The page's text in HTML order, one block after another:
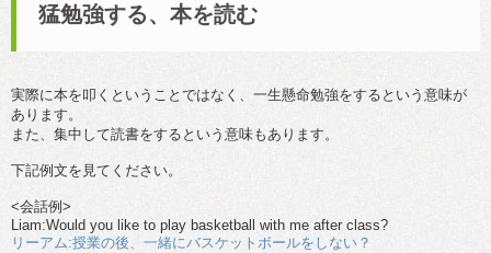
猛勉強する、本を読む
実際に本を叩くということではなく、一生懸命勉強をするという意味が
あります。
また、集中して読書をするという意味もあります。
下記例文を見てください。
<会話例>
Liam:Would you like to play basketball with me after class?
リーアム:授業の後、一緒にバスケットボールをしない？